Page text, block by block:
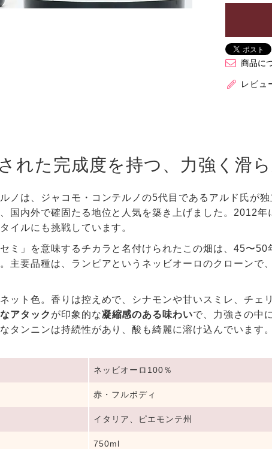
商品に
レビュ
れた完成度を持つ、力強く滑
ノは、ジャコモ・コンテルノの5代目であるアルド氏が
国内外で確固たる地位と人気を築き上げました。2012
イルにも挑戦しています。
ミ」を意味するチカラと名付けられたこの畑は、45〜50
主要品種は、ランピアというネッビオーロのクローンで
ット色。香りは控えめで、シナモンや甘いスミレ、チェ
アタック が印象的な凝縮感のある味わいで、力強さの中に
タンニンは持続性があり、酸も綺麗に溶け込んでいます。
ネッビオーロ100％
赤・フルボディ
イタリア、ピエモンテ州
750ml